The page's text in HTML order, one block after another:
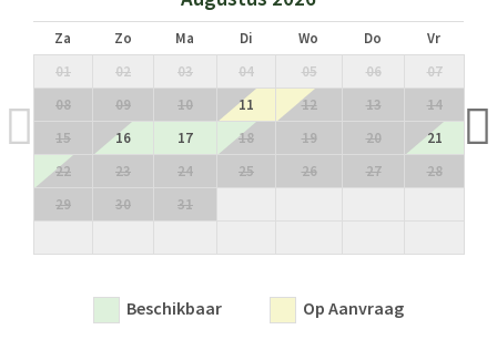
keuken die uitkomt op het terras, ingericht voor dineren in
de buitenlucht, tweepersoonsslaapkamer met eigen
badkamer (douche), die uitkomt op de tuin.
Eerste verdieping:
Slaapkamer met twee eenpersoonsbedden en eigen
badkamer (bad), hoofdslaapkamer met eigen badkamer
(bad), 2 tweepersoonsslaapkamers met eigen badkamer
(één met bad en één met douche).
CIN: IT046007B5K77TFHRX / CIR: 046007AAT0003
Za Zo Ma Di Wo Do
Vr
01
02 03 04 05 06
07
08
09 10 11 12 13
14
15
16 17 18 19 20
21
22
23 24 25 26 27
28
29
30 31
Beschikbaar Op Aanvraag